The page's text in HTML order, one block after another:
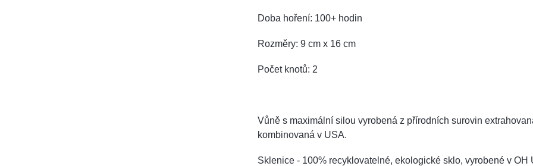
Doba hoření: 100+ hodin
Rozměry: 9 cm x 16 cm
Počet knotů: 2
Vůně s maximální silou vyrobená z přírodních surovin
kombinovaná v USA.
Sklenice - 100% recyklovatelné, ekologické sklo, vyrobené v OH